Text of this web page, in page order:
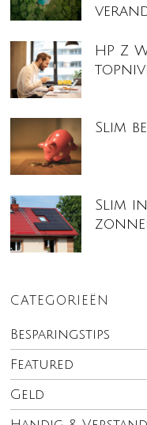
HP Z
Slim
Slim
CATEGORIEËN
Besparingstips
Featured
Geld